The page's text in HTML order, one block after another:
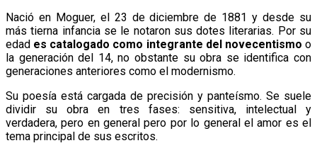
Nació en Moguer, el 23 de diciembre de 1881 y desde su
más tierna infancia se le notaron sus dotes literarias. Por su
edad es catalogado como integrante del novecentismo o
la generación del 14, no obstante su obra se identifica con
generaciones anteriores como el modernismo.
Su poesía está cargada de precisión y panteísmo. Se suele
dividir su obra en tres fases: sensitiva, intelectual y
verdadera, pero en general pero por lo general el amor es el
tema principal de sus escritos.